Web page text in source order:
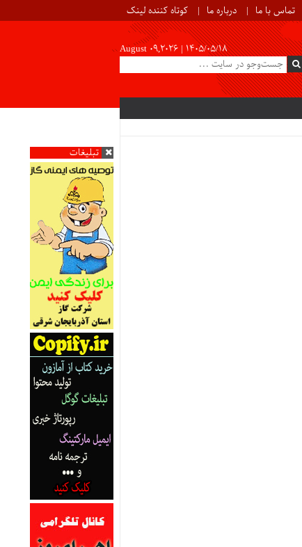
تماس با ما درباره ما کوتاه کننده لینک
August 09,2026 | ۱۴۰۵/۰۵/۱۸
تبلیغات